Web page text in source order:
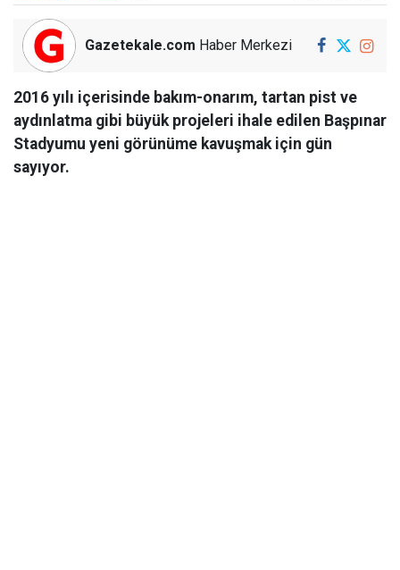
Gazetekale.com Haber Merkezi
2016 yılı içerisinde bakım-onarım, tartan pist ve
aydınlatma gibi büyük projeleri ihale edilen Başpınar
Stadyumu yeni görünüme kavuşmak için gün
sayıyor.